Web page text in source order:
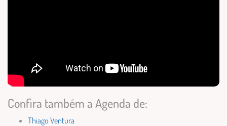
Confira também a Agenda de:
Thiago Ventura